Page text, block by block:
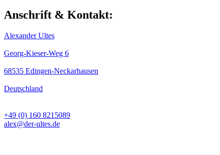
Anschrift & Kontakt:
Alexander Ultes
Georg-Kieser-Weg 6
68535 Edingen-Neckarhausen
Deutschland
+49 (0) 160 8215089
alex@der-ultes.de